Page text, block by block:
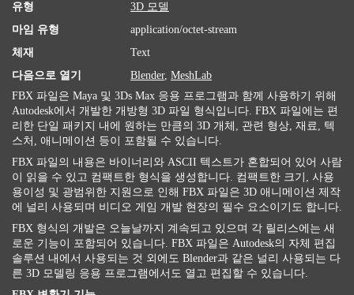
유형
3D 모델
마임 유형
application/octet-stream
체재
Text
다음으로 열기
Blender, MeshLab
FBX 파일은 Maya 및 3Ds Max 응용 프로그램과 함께 사용하기 위해
Autodesk에서 개발한 개방형 3D 파일 형식입니다. FBX 파일에는 편
리한 단일 패키지 내에 원하는 만큼의 3D 개체, 관련 형상, 재료, 텍
스처, 애니메이션 등이 포함될 수 있습니다.
FBX 파일의 내용은 바이너리와 ASCII 텍스트가 혼합되어 있어 사람
이 읽을 수 있고 컴팩트한 형식을 생성합니다. 컴팩트한 크기, 사용
용이성 및 광범위한 지원으로 인해 FBX 파일은 3D 애니메이션 제작
에 널리 사용되며 비디오 게임 개발 현장의 필수 요소이기도 합니다.
FBX 형식의 개발은 오늘날까지 계속되고 있으며 각 릴리스에는 새
로운 기능이 포함되어 있습니다. FBX 파일은 Autodesk의 자체 편집
솔루션 내에서 사용되는 것 외에도 Blender과 같은 널리 사용되는 다
른 3D 모델링 응용 프로그램에서도 열고 편집할 수 있습니다.